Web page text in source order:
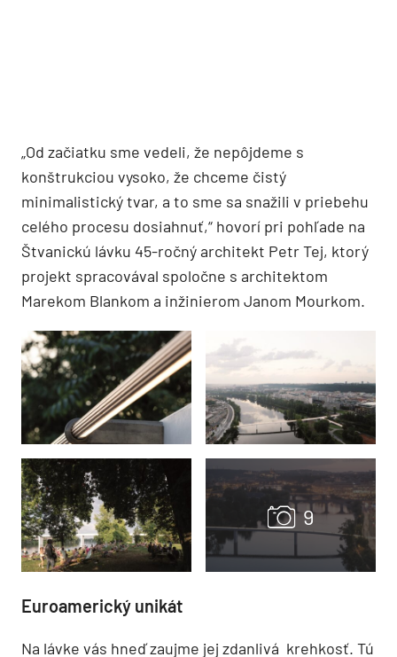
„Od začiatku sme vedeli, že nepôjdeme s
konštrukciou vysoko, že chceme čistý
minimalistický tvar, a to sme sa snažili v priebehu
celého procesu dosiahnuť,“ hovorí pri pohľade na
Štvanickú lávku 45-ročný architekt Petr Tej, ktorý
projekt spracovával spoločne s architektom
Marekom Blankom a inžinierom Janom Mourkom.
Euroamerický unikát
Na lávke vás hneď zaujme jej zdanlivá krehkosť. Tú